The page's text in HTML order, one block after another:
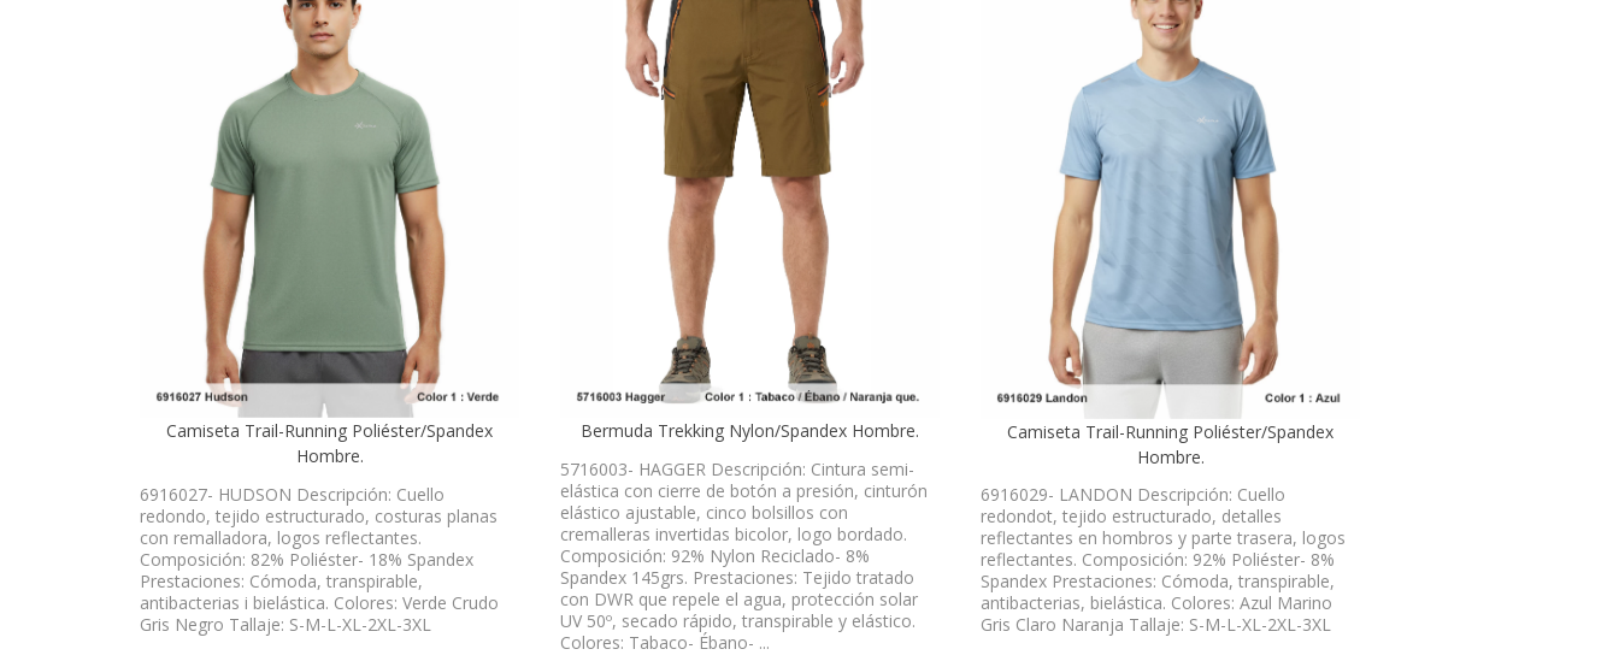
Camiseta Trail-Running Poliéster/Spandex
Hombre.
6916027- HUDSON Descripción: Cuello
redondo, tejido estructurado, costuras planas
con remalladora, logos reflectantes.
Composición: 82% Poliéster- 18% Spandex
Prestaciones: Cómoda, transpirable,
antibacterias i bielástica. Colores: Verde Crudo
Gris Negro Tallaje: S-M-L-XL-2XL-3XL
Bermuda Trekking Nylon/Spandex Hombre.
5716003- HAGGER Descripción: Cintura semi-
elástica con cierre de botón a presión, cinturón
elástico ajustable, cinco bolsillos con
cremalleras invertidas bicolor, logo bordado.
Composición: 92% Nylon Reciclado- 8%
Spandex 145grs. Prestaciones: Tejido tratado
con DWR que repele el agua, protección solar
UV 50º, secado rápido, transpirable y elástico.
Colores: Tabaco- Ébano- ...
Camiseta Trail-Running Poliéster/Spandex
Hombre.
6916029- LANDON Descripción: Cuello
redondot, tejido estructurado, detalles
reflectantes en hombros y parte trasera, logos
reflectantes. Composición: 92% Poliéster- 8%
Spandex Prestaciones: Cómoda, transpirable,
antibacterias, bielástica. Colores: Azul Marino
Gris Claro Naranja Tallaje: S-M-L-XL-2XL-3XL